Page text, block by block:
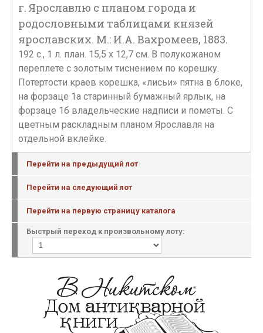
г. Ярославлю с планом города и
родословными таблицами князей
ярославских. М.: И.А. Вахромеев, 1883.
192 с., 1 л. план. 15,5 х 12,7 см. В полукожаном
переплете с золотым тиснением по корешку.
Потертости краев корешка, «лисьи» пятна в блоке,
на форзаце 1а старинный бумажный ярлык, на
форзаце 1б владельческие надписи и пометы. С
цветным раскладным планом Ярославля на
отдельной вклейке.
Перейти на предыдущий лот
Перейти на следующий лот
Перейти на первую страницу каталога
Быстрый переход к произвольному лоту: